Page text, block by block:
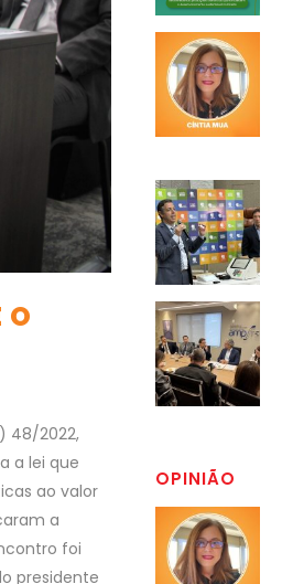
O
48/2022,
a lei que
ao valor
a
foi
presidente
OPINIÃO